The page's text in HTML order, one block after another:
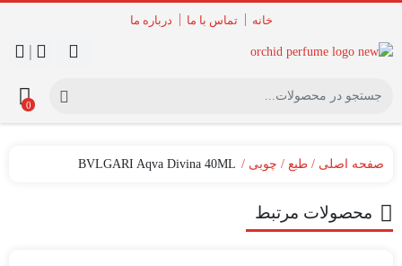
خانه تماس با ما درباره ما
|
0
صفحه اصلی طبع چوبی BVLGARI Aqva Divina 40ML
محصولات مرتبط